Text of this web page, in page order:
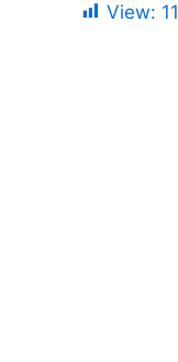
View: 11